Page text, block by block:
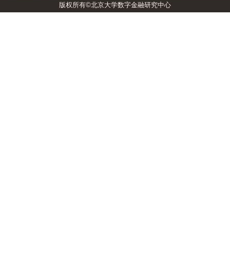
版权所有©北京大学数字金融研究中心